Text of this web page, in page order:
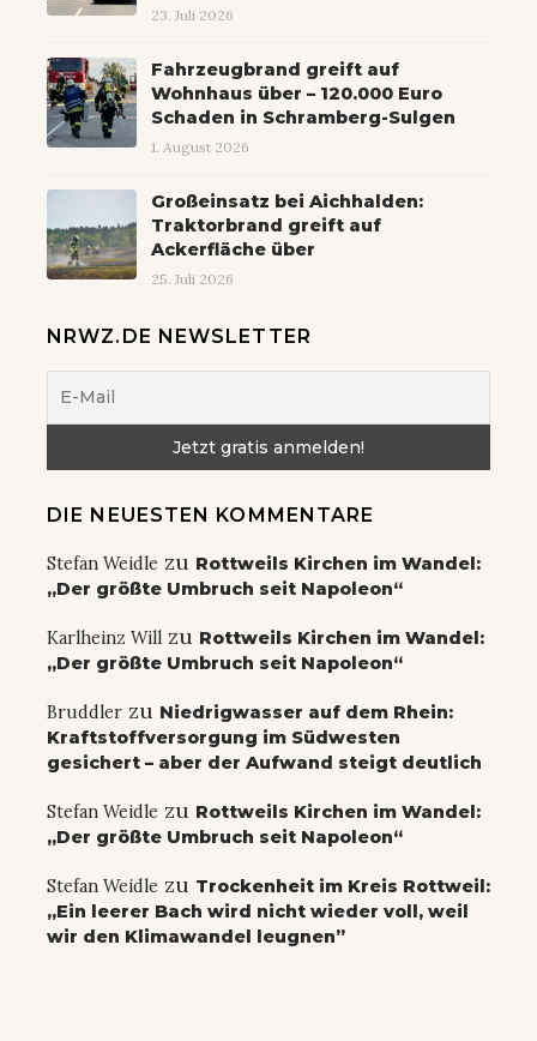
23. Juli 2026
Fahrzeugbrand greift auf
Wohnhaus über – 120.000 Euro
Schaden in Schramberg-Sulgen
1. August 2026
Großeinsatz bei Aichhalden:
Traktorbrand greift auf
Ackerfläche über
25. Juli 2026
NRWZ.DE NEWSLETTER
DIE NEUESTEN KOMMENTARE
Stefan Weidle zu Rottweils Kirchen im Wandel:
„Der größte Umbruch seit Napoleon“
Karlheinz Will zu Rottweils Kirchen im Wandel:
„Der größte Umbruch seit Napoleon“
Bruddler zu Niedrigwasser auf dem Rhein:
Kraftstoffversorgung im Südwesten
gesichert – aber der Aufwand steigt deutlich
Stefan Weidle zu Rottweils Kirchen im Wandel:
„Der größte Umbruch seit Napoleon“
Stefan Weidle zu Trockenheit im Kreis Rottweil:
„Ein leerer Bach wird nicht wieder voll, weil
wir den Klimawandel leugnen”